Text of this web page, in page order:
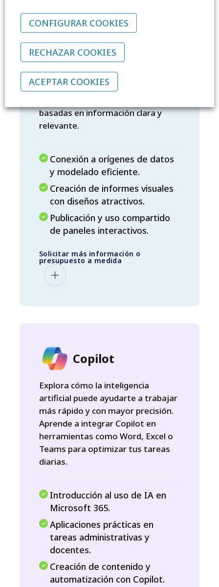
Power BI
Da sentido a los datos de tu
centro. Aprende a crear informes
visuales e interactivos que te
basadas en información clara y
relevante.
Conexión a orígenes de datos
y modelado eficiente.
Creación de informes visuales
con diseños atractivos.
Publicación y uso compartido
de paneles interactivos.
Solicitar más información o
presupuesto a medida
Copilot
Explora cómo la inteligencia
artificial puede ayudarte a trabajar
más rápido y con mayor precisión.
Aprende a integrar Copilot en
herramientas como Word, Excel o
Teams para optimizar tus tareas
diarias.
Introducción al uso de IA en
Microsoft 365.
Aplicaciones prácticas en
tareas administrativas y
docentes.
Creación de contenido y
automatización con Copilot.
CONFIGURAR COOKIES
RECHAZAR COOKIES
ACEPTAR COOKIES